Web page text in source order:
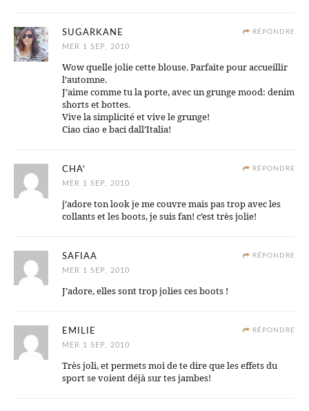
RÉPONDRE
SUGARKANE
MER 1 SEP, 2010
Wow quelle jolie cette blouse. Parfaite pour accueillir
l’automne.
J’aime comme tu la porte, avec un grunge mood: denim
shorts et bottes.
Vive la simplicité et vive le grunge!
Ciao ciao e baci dall’Italia!
RÉPONDRE
CHA'
MER 1 SEP, 2010
j’adore ton look je me couvre mais pas trop avec les
collants et les boots, je suis fan! c’est très jolie!
RÉPONDRE
SAFIAA
MER 1 SEP, 2010
J’adore, elles sont trop jolies ces boots !
RÉPONDRE
EMILIE
MER 1 SEP, 2010
Très joli, et permets moi de te dire que les effets du
sport se voient déjà sur tes jambes!